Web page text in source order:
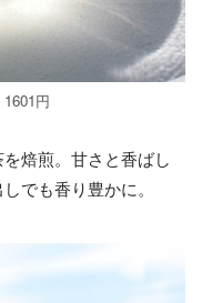
円
焙煎。甘さと香ばし
でも香り豊かに。